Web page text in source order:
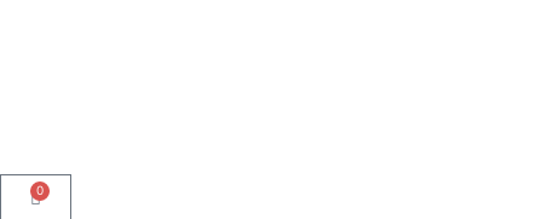
0
Varukorg